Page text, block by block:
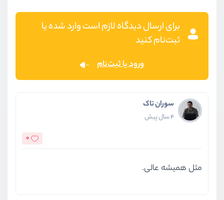
برای ارسال دیدگاه لازم است وارد شده یا
ثبت‌نام کنید
ورود یا ثبت‌نام
سوران تاک
4 سال پیش
0
مثل همیشه عالی.